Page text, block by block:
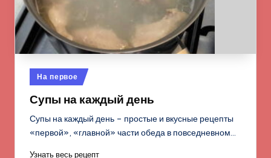
Опубликовано
в
На первое
Супы на каждый день
Супы на каждый день – простые и вкусные рецепты
«первой», «главной» части обеда в повседневном…
Узнать весь рецепт